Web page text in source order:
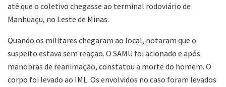
até que o coletivo chegasse ao terminal rodoviário de
Manhuaçu, no Leste de Minas.
Quando os militares chegaram ao local, notaram que o
suspeito estava sem reação. O SAMU foi acionado e após
manobras de reanimação, constatou a morte do homem. O
corpo foi levado ao IML. Os envolvidos no caso foram levados